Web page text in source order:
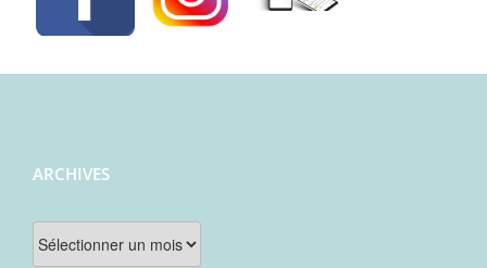
ARCHIVES
Archives